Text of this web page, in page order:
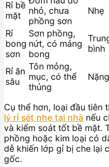
Rỉ bề
mặt
nhỏ, chưa
phồng sơn
Nhẹ
Rỉ
bong
sơn
Sơn phồng,
nứt, có mảng
bong
bình
Rỉ ăn
sâu
Tôn mỏng,
mục, có thể
thủng
Nặng
Cụ thể hơn, loại đầu tiên
lý rỉ sét nhẹ tại nhà nếu
và kiểm soát tốt bề mặt.
phồng hoặc kim loại có
dễ khiến lớp gỉ bị che lại
gốc.